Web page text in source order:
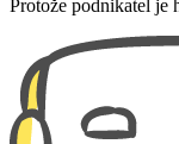
Protože podnikatel je